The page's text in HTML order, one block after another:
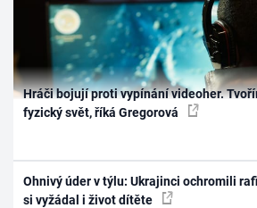
Hráči bojují proti vypínání videoher.
fyzický svět, říká Gregorová
Ohnivý úder v týlu: Ukrajinci ochromili
si vyžádal i život dítěte